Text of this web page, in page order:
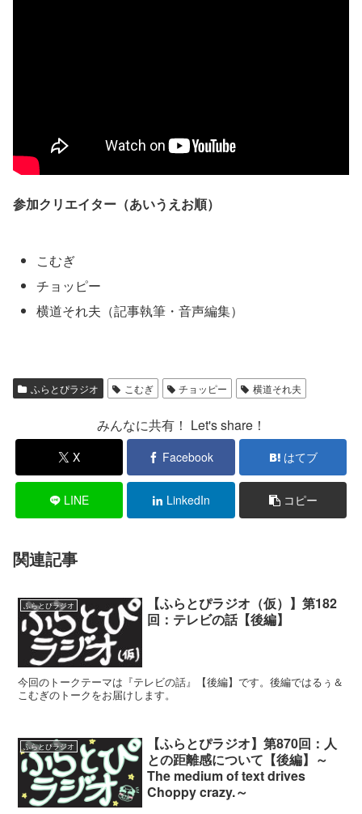
参加クリエイター（あいうえお順）
こむぎ
チョッピー
横道それ夫（記事執筆・音声編集）
ふらとぴラジオ こむぎ チョッピー 横道それ夫
みんなに共有！ Let's share！
X Facebook はてブ
LINE LinkedIn コピー
関連記事
ふらとぴラジオ
【ふらとぴラジオ（仮）】第182
回：テレビの話【後編】
今回のトークテーマは『テレビの話』【後編】です。後編ではるぅ＆
こむぎのトークをお届けします。
ふらとぴラジオ
【ふらとぴラジオ】第870回：人
との距離感について【後編】～
The medium of text drives
Choppy crazy.～